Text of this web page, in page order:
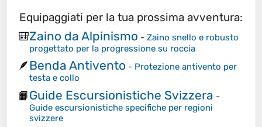
Equipaggiati per la tua prossima avventura:
🎒Zaino da Alpinismo - Zaino snello e robusto
progettato per la progressione su roccia
🪶Benda Antivento - Protezione antivento per
testa e collo
📙Guide Escursionistiche Svizzera -
Guide escursionistiche specifiche per regioni
svizzere